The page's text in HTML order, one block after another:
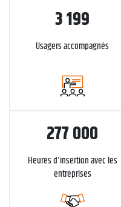
3 199
Usagers accompagnés
277 000
Heures d'insertion avec les
entreprises